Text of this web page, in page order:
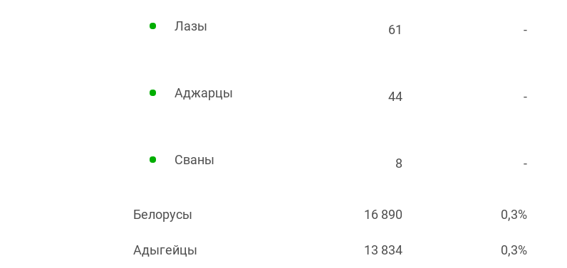
Лазы 61 -
Аджарцы 44 -
Сваны 8 -
Белорусы 16 890 0,3%
Адыгейцы 13 834 0,3%